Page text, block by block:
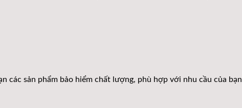
các sản phẩm bảo hiểm chất lượng, phù hợp với nhu cầu của bạn